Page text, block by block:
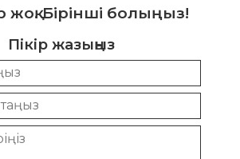
жоқ. Бірінші болыңыз!
Пікір жазыңыз